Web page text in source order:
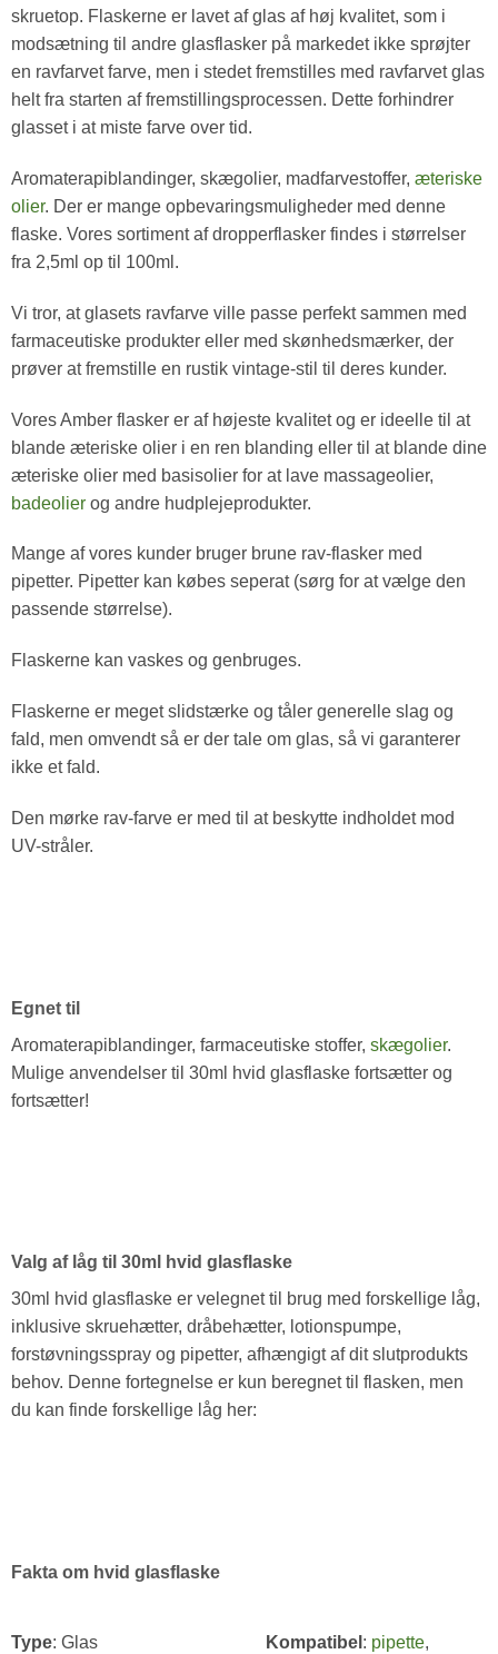
skruetop. Flaskerne er lavet af glas af høj kvalitet, som i
modsætning til andre glasflasker på markedet ikke sprøjter
en ravfarvet farve, men i stedet fremstilles med ravfarvet glas
helt fra starten af fremstillingsprocessen. Dette forhindrer
glasset i at miste farve over tid.
Aromaterapiblandinger, skægolier, madfarvestoffer, æteriske
olier. Der er mange opbevaringsmuligheder med denne
flaske. Vores sortiment af dropperflasker findes i størrelser
fra 2,5ml op til 100ml.
Vi tror, at glasets ravfarve ville passe perfekt sammen med
farmaceutiske produkter eller med skønhedsmærker, der
prøver at fremstille en rustik vintage-stil til deres kunder.
Vores Amber flasker er af højeste kvalitet og er ideelle til at
blande æteriske olier i en ren blanding eller til at blande dine
æteriske olier med basisolier for at lave massageolier,
badeolierog andre hudplejeprodukter.
Mange af vores kunder bruger brune rav-flasker med
pipetter. Pipetter kan købes seperat (sørg for at vælge den
passende størrelse).
Flaskerne kan vaskes og genbruges.
Flaskerne er meget slidstærke og tåler generelle slag og
fald, men omvendt så er der tale om glas, så vi garanterer
ikke et fald.
Den mørke rav-farve er med til at beskytte indholdet mod
UV-stråler.
Egnet til
Aromaterapiblandinger, farmaceutiske stoffer, skægolier.
Mulige anvendelser til 30ml hvid glasflaske fortsætter og
fortsætter!
Valg af låg til 30ml hvid glasflaske
30ml hvid glasflaske er velegnet til brug med forskellige låg,
inklusive skruehætter, dråbehætter, lotionspumpe,
forstøvningsspray og pipetter, afhængigt af dit slutprodukts
behov. Denne fortegnelse er kun beregnet til flasken, men
du kan finde forskellige låg her:
Fakta om hvid glasflaske
Type: Glas Kompatibel : pipette,